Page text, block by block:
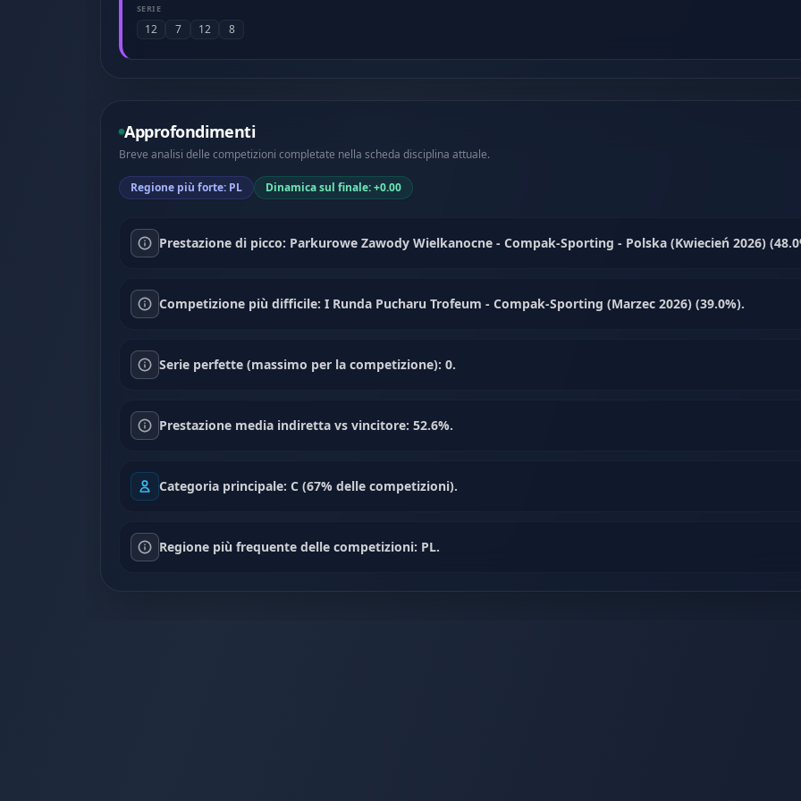
SERIE
12 7 12 8
Approfondimenti
Breve analisi delle competizioni completate nella scheda disciplina attuale.
Regione più forte: PL Dinamica sul finale: +0.00
Prestazione di picco: Parkurowe Zawody Wielkanocne - Compak-Sporting - Polska (Kwiecień 2026)
Competizione più difficile: I Runda Pucharu Trofeum - Compak-Sporting (Marzec 2026) (39.0%).
Serie perfette (massimo per la competizione): 0.
Prestazione media indiretta vs vincitore: 52.6%.
Categoria principale: C (67% delle competizioni).
Regione più frequente delle competizioni: PL.